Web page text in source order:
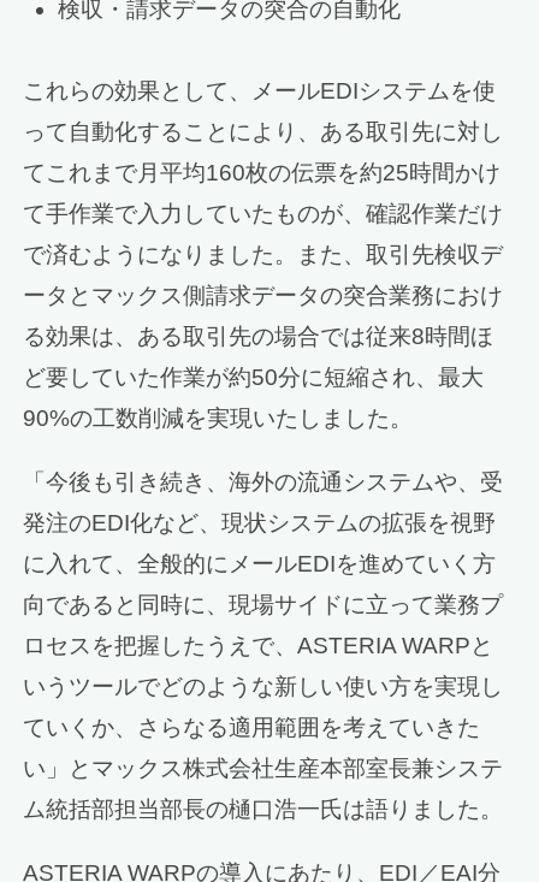
検収・請求データの突合の自動化
これらの効果として、メールEDIシステムを使
って自動化することにより、ある取引先に対し
てこれまで月平均160枚の伝票を約25時間かけ
て手作業で入力していたものが、確認作業だけ
で済むようになりました。また、取引先検収デ
ータとマックス側請求データの突合業務におけ
る効果は、ある取引先の場合では従来8時間ほ
ど要していた作業が約50分に短縮され、最大
90%の工数削減を実現いたしました。
「今後も引き続き、海外の流通システムや、受
発注のEDI化など、現状システムの拡張を視野
に入れて、全般的にメールEDIを進めていく方
向であると同時に、現場サイドに立って業務プ
ロセスを把握したうえで、ASTERIA WARPと
いうツールでどのような新しい使い方を実現し
ていくか、さらなる適用範囲を考えていきた
い」とマックス株式会社生産本部室長兼システ
ム統括部担当部長の樋口浩一氏は語りました。
ASTERIA WARPの導入にあたり、EDI／EAI分